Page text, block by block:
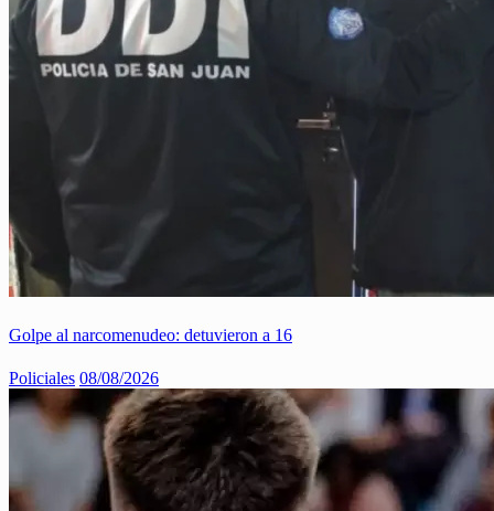
Golpe al narcomenudeo: detuvieron a 16
Policiales 08/08/2026